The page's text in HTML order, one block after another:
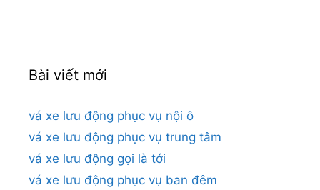
Bài viết mới
vá xe lưu động phục vụ nội ô
vá xe lưu động phục vụ trung tâm
vá xe lưu động gọi là tới
vá xe lưu động phục vụ ban đêm